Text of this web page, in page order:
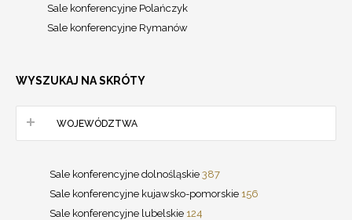
Sale konferencyjne Polańczyk
Sale konferencyjne Rymanów
WYSZUKAJ NA SKRÓTY
WOJEWÓDZTWA
Sale konferencyjne dolnośląskie 387
Sale konferencyjne kujawsko-pomorskie 156
Sale konferencyjne lubelskie 124